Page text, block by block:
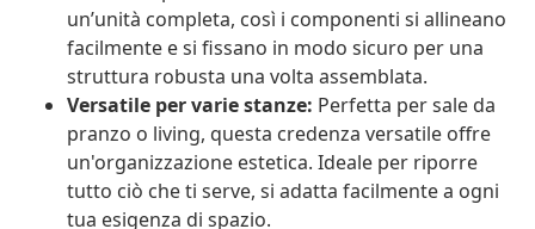
un’unità completa, così i componenti si allineano
facilmente e si fissano in modo sicuro per una
struttura robusta una volta assemblata.
Versatile per varie stanze: Perfetta per sale da
pranzo o living, questa credenza versatile offre
un'organizzazione estetica. Ideale per riporre
tutto ciò che ti serve, si adatta facilmente a ogni
tua esigenza di spazio.